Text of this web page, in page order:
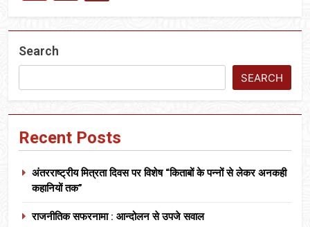
Search
SEARCH
Recent Posts
अंतरराष्ट्रीय मित्रता दिवस पर विशेष “किताबों के पन्नों से लेकर अनकही
कहानियों तक”
राजनीतिक सफरनामा : आन्दोलन से उपजे सवाल